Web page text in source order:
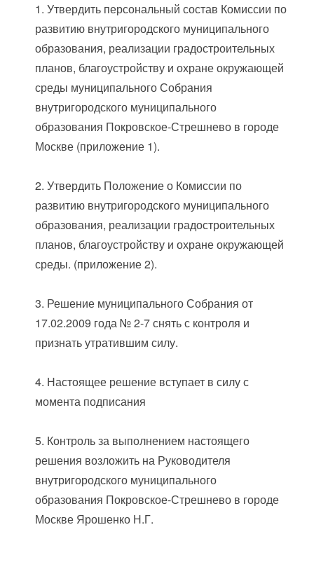
1. Утвердить персональный состав Комиссии по
развитию внутригородского муниципального
образования, реализации градостроительных
планов, благоустройству и охране окружающей
среды муниципального Собрания
внутригородского муниципального
образования Покровское-Стрешнево в городе
Москве (приложение 1).
2. Утвердить Положение о Комиссии по
развитию внутригородского муниципального
образования, реализации градостроительных
планов, благоустройству и охране окружающей
среды. (приложение 2).
3. Решение муниципального Собрания от
17.02.2009 года № 2-7 снять с контроля и
признать утратившим силу.
4. Настоящее решение вступает в силу с
момента подписания
5. Контроль за выполнением настоящего
решения возложить на Руководителя
внутригородского муниципального
образования Покровское-Стрешнево в городе
Москве Ярошенко Н.Г.